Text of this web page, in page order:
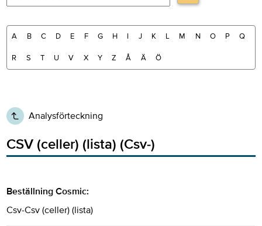
A B C D E F G H I J K L M N O P Q
R S T U V X Y Z Å Ä Ö
Analysförteckning
CSV (celler) (lista) (Csv-)
Beställning Cosmic:
Csv-Csv (celler) (lista)